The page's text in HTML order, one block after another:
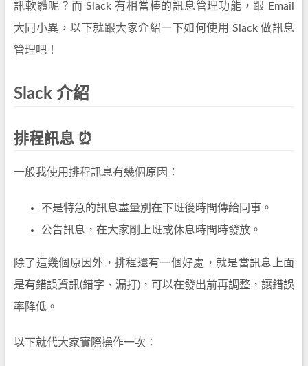
訊軟體呢？而 Slack 有相當棒的訊息管理功能，跟 Email
大同小異，以下就跟大家介紹一下如何使用 Slack 做訊息
管理吧！
Slack 介紹
排程訊息 ⏰
一般我使用排程訊息有幾個原因：
不是特急的訊息盡量別在下班後時間傳給同事。
公告訊息，在大家剛上班或休息時間時發放。
除了這幾個原因外，排程還有一個好處，就是當訊息上面
是有錯誤資訊(錯字、漏打)，可以在發出前再調整，讓錯誤
率降低。
以下就代大家實際操作一次：